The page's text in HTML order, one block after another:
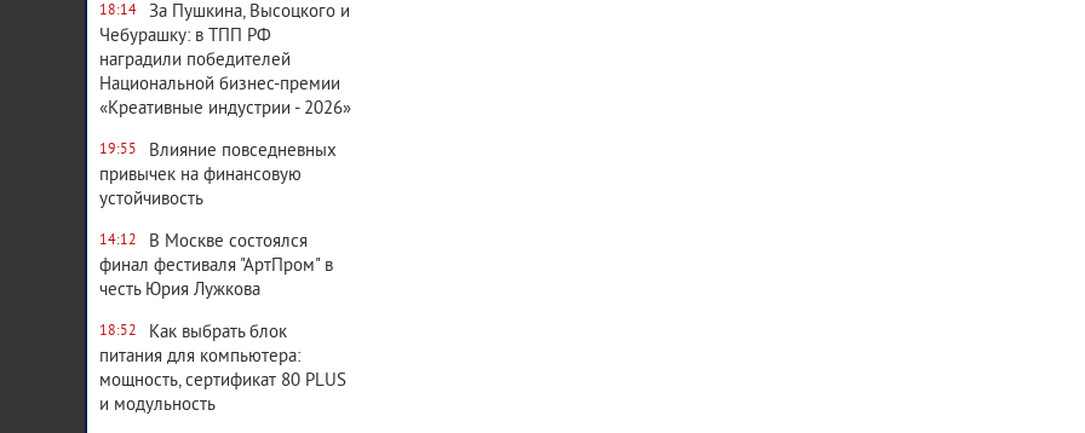
18:14
За Пушкина, Высоцкого и
Чебурашку: в ТПП РФ
наградили победителей
Национальной бизнес-премии
«Креативные индустрии - 2026»
19:55
Влияние повседневных
привычек на финансовую
устойчивость
14:12
В Москве состоялся
финал фестиваля "АртПром" в
честь Юрия Лужкова
18:52
Как выбрать блок
питания для компьютера:
мощность, сертификат 80 PLUS
и модульность